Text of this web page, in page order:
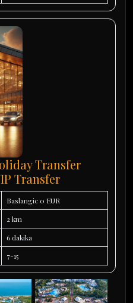
Transfer
Transfer
Baslangic 0 EUR
2 km
6 dakika
7-15